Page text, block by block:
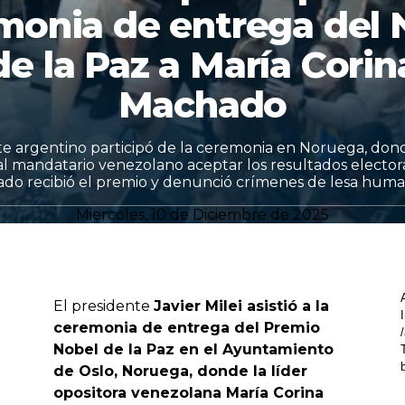
de entrega del
la Paz a María
Machado
argentino participó de la ceremonia en Noruega,
mandatario venezolano aceptar los resultados
recibió el premio y denunció crímenes de lesa
Miercoles, 10 de Diciembre de 2025
El presidente Javier Milei asistió a la
ceremonia de entrega del Premio
Nobel de la Paz en el Ayuntamiento
de Oslo, Noruega, donde la líder
opositora venezolana María Corina